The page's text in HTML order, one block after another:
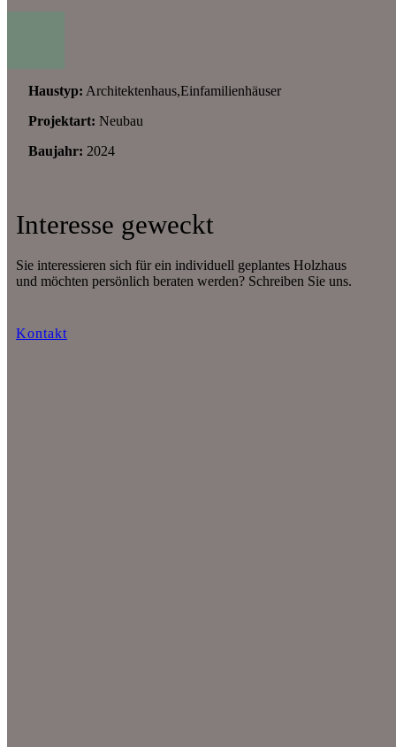
Haustyp: Architektenhaus,Einfamilienhäuser
Projektart: Neubau
Baujahr: 2024
Interesse geweckt
Sie interessieren sich für ein individuell geplantes Holzhaus
und möchten persönlich beraten werden? Schreiben Sie uns.
Kontakt